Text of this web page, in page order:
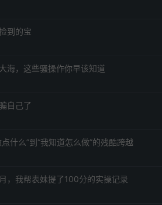
到的宝
海，这些骚操作你早该知道
自己了
什么”到“我知道怎么做”的残酷跨越
，我帮表妹提了100分的实操记录